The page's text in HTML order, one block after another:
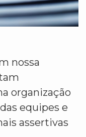
nossa
organização
equipes e
assertivas